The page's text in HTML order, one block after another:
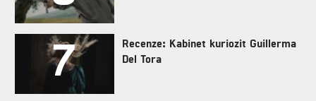
7
Recenze: Kabinet kuriozit Guillerma
Del Tora